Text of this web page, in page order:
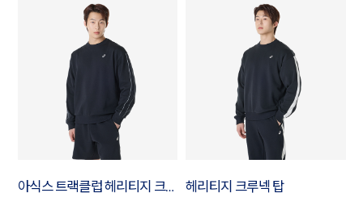
아식스 트랙클럽 헤리티지 크루넥 탑 헤리티지 크루넥 탑